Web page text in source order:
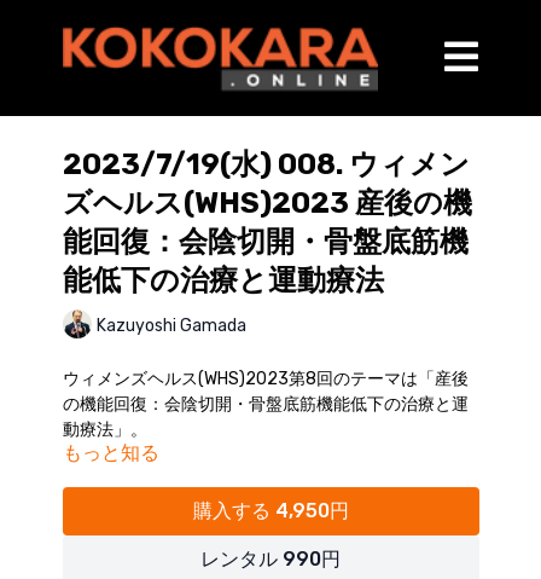
2023/7/19(水) 008. ウィメン
ズヘルス(WHS)2023 産後の機
能回復：会陰切開・骨盤底筋機
能低下の治療と運動療法
Kazuyoshi Gamada
ウィメンズヘルス(WHS)2023第8回のテーマは「産後
の機能回復：会陰切開・骨盤底筋機能低下の治療と運
動療法」。
と治療法について解説いたします。
もっと知る
購入する 4,950円
レンタル 990円